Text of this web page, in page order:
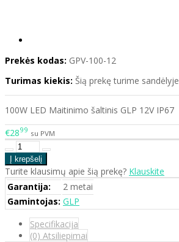
Prekės kodas: GPV-100-12
Turimas kiekis: Šią prekę turime sandėlyje
100W LED Maitinimo šaltinis GLP 12V IP67
€2899 su PVM
Turite klausimų apie šią prekę? Klauskite
Garantija:
2 metai
Gamintojas: GLP
Specifikacija
(0) Atsiliepimai